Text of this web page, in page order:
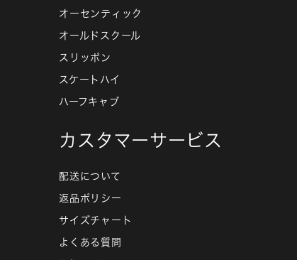
オーセンティック
オールドスクール
スリッポン
スケートハイ
ハーフキャブ
カスタマーサービス
配送について
返品ポリシー
サイズチャート
よくある質問